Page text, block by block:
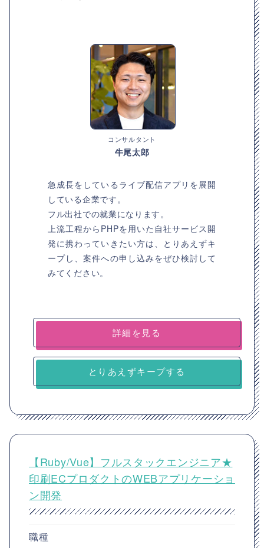
コンサルタント
牛尾太郎
急成長をしているライブ配信アプリを展開
している企業です。
フル出社での就業になります。
上流工程からPHPを用いた自社サービス開
発に携わっていきたい方は、とりあえずキ
ープし、案件への申し込みをぜひ検討して
みてください。
詳細を見る
とりあえずキープする
【Ruby/Vue】フルスタックエンジニア★
印刷ECプロダクトのWEBアプリケーショ
ン開発
職種